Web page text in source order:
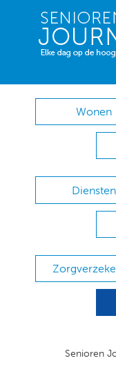
Wonen
Diensten
Senioren